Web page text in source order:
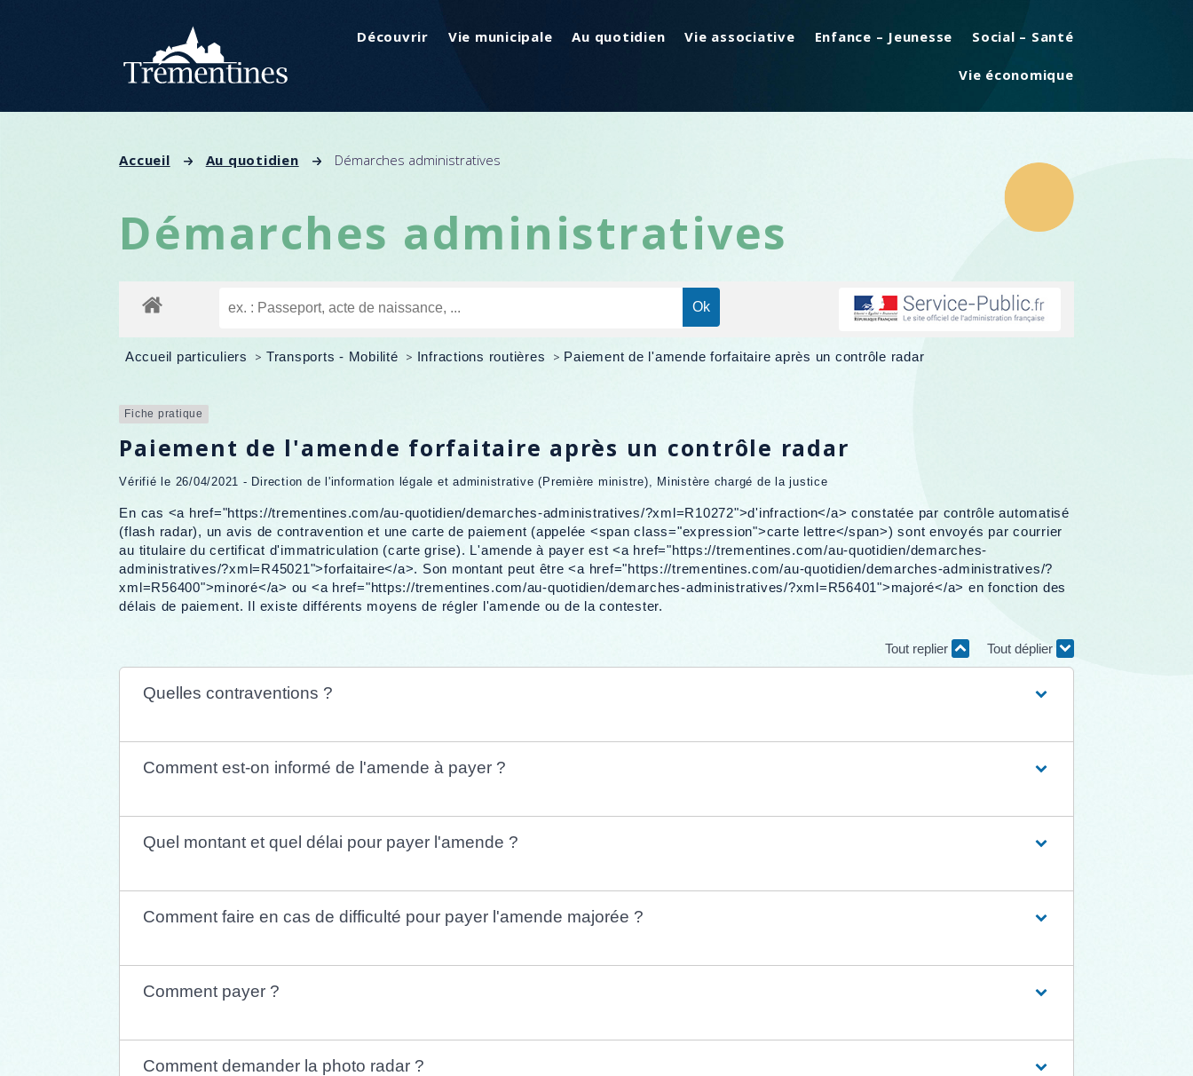
Découvrir Vie municipale Au quotidien Vie associative Enfance – Jeunesse Social – Santé
Vie économique
Accueil Au quotidien Démarches administratives
Démarches administratives
Accueil particuliers > Transports - Mobilité > Infractions routières > Paiement de l'amende forfaitaire après un contrôle radar
Fiche pratique
Paiement de l'amende forfaitaire après un contrôle radar
Vérifié le 26/04/2021 - Direction de l'information légale et administrative (Première ministre), Ministère chargé de la justice
En cas <a href="https://trementines.com/au-quotidien/demarches-administratives/?xml=R10272">d'infraction</a> constatée par contrôle automatisé
(flash radar), un avis de contravention et une carte de paiement (appelée <span class="expression">carte lettre</span>) sont envoyés par courrier
au titulaire du certificat d'immatriculation (carte grise). L'amende à payer est <a href="https://trementines.com/au-quotidien/demarches-
administratives/?xml=R45021">forfaitaire</a>. Son montant peut être <a href="https://trementines.com/au-quotidien/demarches-administratives/?
xml=R56400">minoré</a> ou <a href="https://trementines.com/au-quotidien/demarches-administratives/?xml=R56401">majoré</a> en fonction des
délais de paiement. Il existe différents moyens de régler l'amende ou de la contester.
Tout replier Tout déplier
Quelles contraventions ?
Comment est-on informé de l'amende à payer ?
Quel montant et quel délai pour payer l'amende ?
Comment faire en cas de difficulté pour payer l'amende majorée ?
Comment payer ?
Comment demander la photo radar ?